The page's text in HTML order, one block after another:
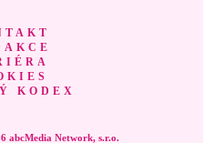
KODEX
abcMedia Network, s.r.o.